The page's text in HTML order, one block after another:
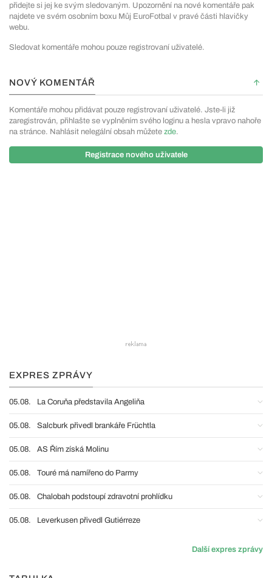
přidejte si jej ke svým sledovaným. Upozornění na nové komentáře pak
najdete ve svém osobním boxu Můj EuroFotbal v pravé části hlavičky
webu.
Sledovat komentáře mohou pouze registrovaní uživatelé.
NOVÝ KOMENTÁŘ
Komentáře mohou přidávat pouze registrovaní uživatelé. Jste-li již
zaregistrován, přihlašte se vyplněním svého loginu a hesla vpravo nahoře
na stránce. Nahlásit nelegální obsah můžete zde.
Registrace nového uživatele
EXPRES ZPRÁVY
05.08. La Coruňa představila Angeliňa
05.08. Salcburk přivedl brankáře Früchtla
05.08. AS Řím získá Molinu
05.08. Touré má namířeno do Parmy
05.08. Chalobah podstoupí zdravotní prohlídku
05.08. Leverkusen přivedl Gutiérreze
Další expres zprávy